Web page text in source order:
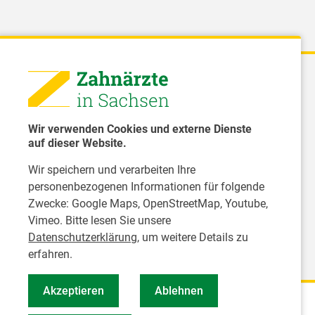
Wir verwenden Cookies und externe Dienste
auf dieser Website.
Wir speichern und verarbeiten Ihre
personenbezogenen Informationen für folgende
Zwecke: Google Maps, OpenStreetMap, Youtube,
Vimeo. Bitte lesen Sie unsere
Datenschutzerklärung, um weitere Details zu
erfahren.
Akzeptieren Ablehnen
Landeszahnärztekammer Sachsen
sachsen.de
- Landesarbeitsgemeinschaft für
des Freistaates Sachsen e.V.